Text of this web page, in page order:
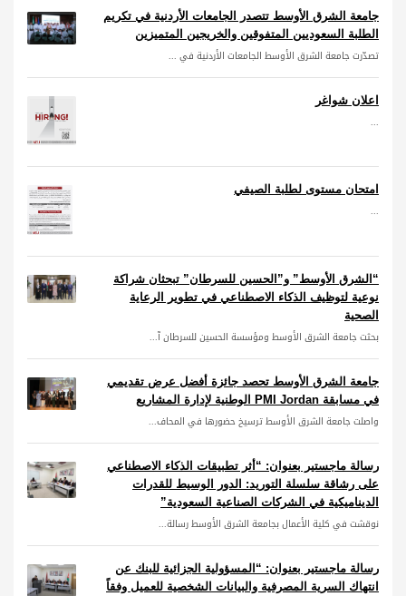
جامعة الشرق الأوسط تتصدر الجامعات الأردنية في تكريم
الطلبة السعوديين المتفوقين والخريجين المتميزين
تصدّرت جامعة الشرق الأوسط الجامعات الأردنية في ...
اعلان شواغر
...
امتحان مستوى لطلبة الصيفي
...
“الشرق الأوسط” و”الحسين للسرطان” تبحثان شراكة
نوعية لتوظيف الذكاء الاصطناعي في تطوير الرعاية
الصحية
بحثت جامعة الشرق الأوسط ومؤسسة الحسين للسرطان آ...
جامعة الشرق الأوسط تحصد جائزة أفضل عرض تقديمي
في مسابقة PMI Jordan الوطنية لإدارة المشاريع
واصلت جامعة الشرق الأوسط ترسيخ حضورها في المحاف...
رسالة ماجستير بعنوان: “أثر تطبيقات الذكاء الاصطناعي
على رشاقة سلسلة التوريد: الدور الوسيط للقدرات
الديناميكية في الشركات الصناعية السعودية”
نوقشت في كلية الأعمال بجامعة الشرق الأوسط رسالة...
رسالة ماجستير بعنوان: “المسؤولية الجزائية للبنك عن
انتهاك السرية المصرفية والبيانات الشخصية للعميل وفقاً